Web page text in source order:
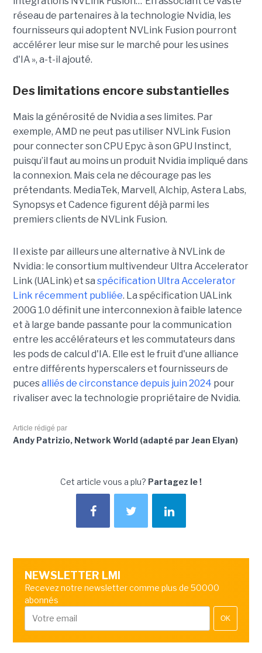
réseau de partenaires à la technologie Nvidia, les
fournisseurs qui adoptent NVLink Fusion pourront
accélérer leur mise sur le marché pour les usines
d'IA », a-t-il ajouté.
Des limitations encore substantielles
Mais la générosité de Nvidia a ses limites. Par
exemple, AMD ne peut pas utiliser NVLink Fusion
pour connecter son CPU Epyc à son GPU Instinct,
puisqu’il faut au moins un produit Nvidia impliqué dans
la connexion. Maiscela ne décourage pas les
prétendants. MediaTek, Marvell, Alchip, Astera Labs,
Synopsyset Cadence figurent déjà parmi les
premiers clients de NVLink Fusion.
Il existe par ailleurs une alternative à NVLink de
Nvidia: le consortium multivendeurUltra Accelerator
Link (UALink) et sa spécification Ultra Accelerator
Link récemment publiée. La spécification UALink
200G 1.0 définit une interconnexion à faible latence
et à large bande passante pour la communication
entre les accélérateurs et les commutateurs dans
les podsde calcul d'IA. Elle est le fruit d'une alliance
entre différents hyperscalers et fournisseurs de
pucesalliés de circonstance depuis juin 2024 pour
rivaliser avec la technologie propriétaire de Nvidia.
Article rédigé par
Andy Patrizio, Network World (adapté par Jean Elyan)
Cet article vous a plu? Partagez le !
NEWSLETTER LMI
Recevez notre newsletter comme plus de 50000
abonnés
OK